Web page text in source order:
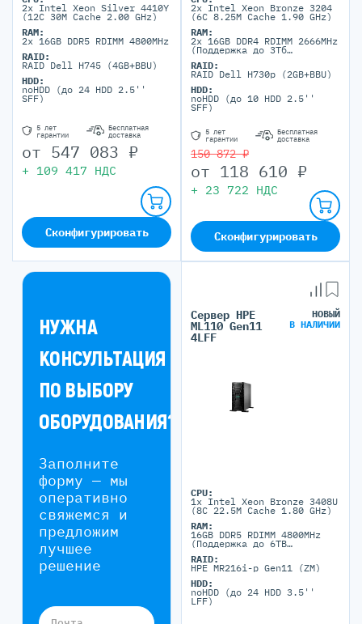
2x Intel Xeon Silver 4410Y
(12C 30M Cache 2.00 GHz)
RAM:
2x 16GB DDR5 RDIMM 4800MHz
RAID:
RAID Dell H745 (4GB+BBU)
HDD:
noHDD (до 24 HDD 2.5''
SFF)
5 лет
гарантии
Бесплатная
доставка
от 547 083 ₽
+ 109 417 НДС
Сконфигурировать
2x Intel Xeon Bronze 3204
(6C 8.25M Cache 1.90 GHz)
RAM:
2x 16GB DDR4 RDIMM 2666MHz
(Поддержка до 3Тб
портов)
RAID:
RAID Dell H730p (2GB+BBU)
HDD:
noHDD (до 10 HDD 2.5''
SFF)
5 лет
гарантии
Бесплатная
доставка
150 872 ₽
от 118 610 ₽
+ 23 722 НДС
Сконфигурировать
НУЖНА
КОНСУЛЬТАЦИЯ
ПО ВЫБОРУ
ОБОРУДОВАНИЯ?
Заполните
форму — мы
оперативно
свяжемся и
предложим
лучшее
решение
Сервер HPE
ML110 Gen11
4LFF
НОВЫЙ
В НАЛИЧИИ
CPU:
1x Intel Xeon Bronze 3408U
(8C 22.5M Cache 1.80 GHz)
RAM:
16GB DDR5 RDIMM 4800MHz
(Поддержка до 6TB
портов)
RAID:
HPE MR216i-p Gen11 (ZM)
HDD:
noHDD (до 24 HDD 3.5''
LFF)